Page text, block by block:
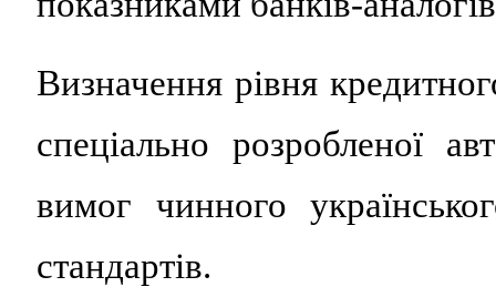
Визначення рівня
спеціально розробленої
вимог чинного
стандартів.